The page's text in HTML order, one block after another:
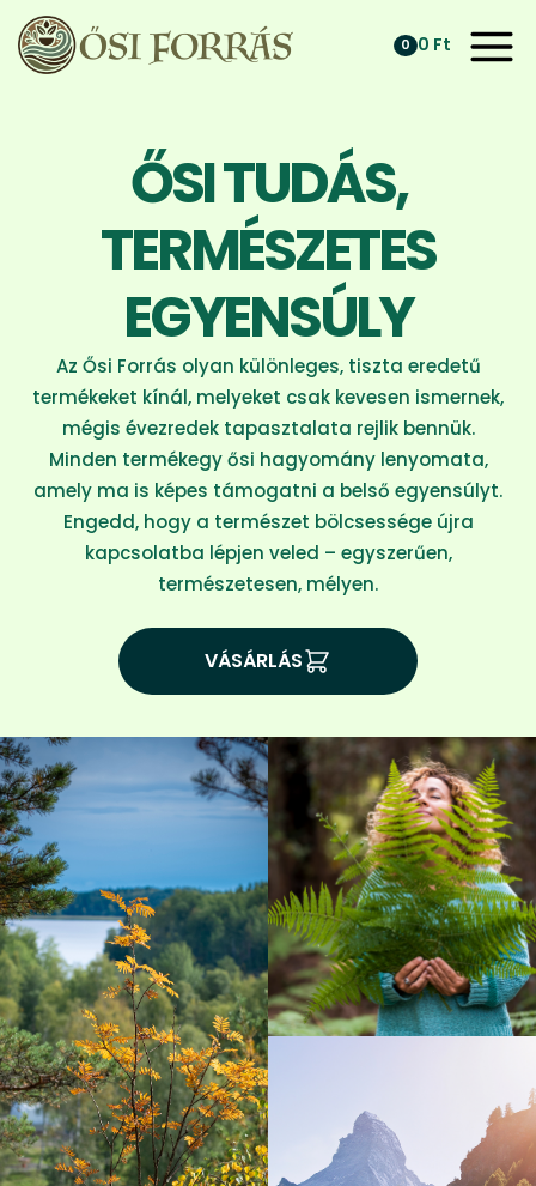
0 0 Ft
ŐSI TUDÁS,
TERMÉSZETES
EGYENSÚLY
Az Ősi Forrás olyan különleges, tiszta eredetű
termékeket kínál, melyeket csak kevesen ismernek,
mégis évezredek tapasztalata rejlik bennük.
Minden termékegy ősi hagyomány lenyomata,
amely ma is képes támogatni a belső egyensúlyt.
Engedd, hogy a természet bölcsessége újra
kapcsolatba lépjen veled – egyszerűen,
természetesen, mélyen.
VÁSÁRLÁS